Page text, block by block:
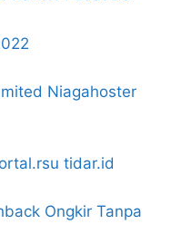
Niagahoster
tidar.id
Ongkir Tanpa